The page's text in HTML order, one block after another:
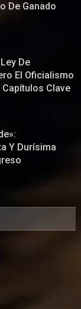
De Ganado
De
El Oficialismo
Capítulos Clave
Y Durísima